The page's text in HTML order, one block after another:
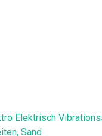
Elektrisch
Sand